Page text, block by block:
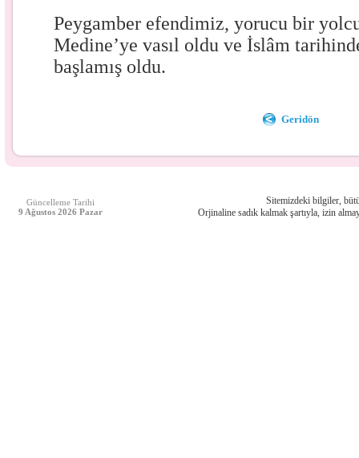
Peygamber efendimiz, yorucu bir
Medine’ye vasıl oldu ve İslâm
başlamış oldu.
Geridön
Güncelleme Tarihi
9 Ağustos 2026 Pazar
Sitemizdeki bilgiler,
Orjinaline sadık kalmak şartıyla, izin